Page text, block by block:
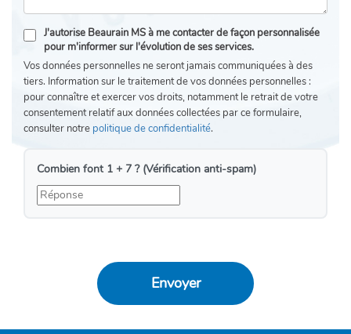
J'autorise Beaurain MS à me contacter de façon personnalisée
pour m'informer sur l'évolution de ses services.
Vos données personnelles ne seront jamais communiquées à des
tiers. Information sur le traitement de vos données personnelles :
pour connaître et exercer vos droits, notamment le retrait de votre
consentement relatif aux données collectées par ce formulaire,
consulter notre politique de confidentialité.
Combien font 1 + 7 ? (Vérification anti-spam)